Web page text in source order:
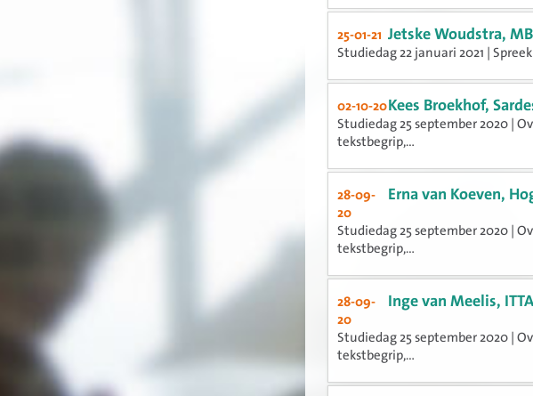
25-01-21 Jetske Woudstra,
Studiedag 22 januari 2021 |
02-10-20Kees Broekhof,
Studiedag 25 september 2020 |
tekstbegrip,...
28-09-
20
Erna van Koeven,
Studiedag 25 september 2020 |
tekstbegrip,...
28-09-
20
Inge van Meelis,
Studiedag 25 september 2020 |
tekstbegrip,...